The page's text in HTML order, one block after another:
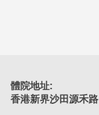
體院地址:
香港新界沙田源禾